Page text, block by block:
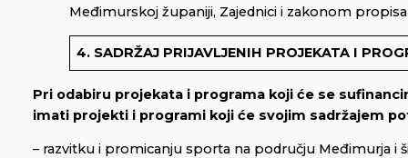
Međimurskoj županiji, Zajednici i zakonom
4. SADRŽAJ PRIJAVLJENIH PROJEKATA I
Pri odabiru projekata i programa koji će se
imati projekti i programi koji će svojim sadržajem
– razvitku i promicanju sporta na području Međimurja i